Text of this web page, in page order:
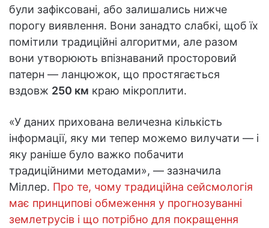
були зафіксовані, або залишались нижче
порогу виявлення. Вони занадто слабкі, щоб їх
помітили традиційні алгоритми, але разом
вони утворюють впізнаваний просторовий
патерн — ланцюжок, що простягається
вздовж 250 км краю мікроплити.
«У даних прихована величезна кількість
інформації, яку ми тепер можемо вилучати — і
яку раніше було важко побачити
традиційними методами», — зазначила
Міллер. Про те, чому традиційна сейсмологія
має принципові обмеження у прогнозуванні
землетрусів і що потрібно для покращення